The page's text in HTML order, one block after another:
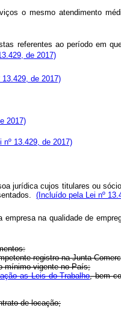
o mesmo atendimento
referentes ao período em
de 2017)
de 2017)
2017)
nº 13.429, de 2017)
jurídica cujos titulares ou
(Incluído pela Lei nº
na qualidade de
registro na Junta
mínimo vigente no País;
as Leis do Trabalho, bem
de locação;